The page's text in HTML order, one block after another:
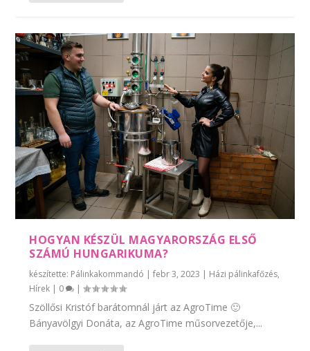
HOGYAN KÉSZÜL MAGYARORSZÁG ELSŐ
SZÁMÚ HUNGARIKUMA?
készítette: Pálinkakommandó |febr 3, 2023 | Házi pálinkafőzés,
Hírek | 0 |
Szöllősi Kristóf barátomnál járt az AgroTime 🙂
Bányavölgyi Donáta, az AgroTime műsorvezetője,...